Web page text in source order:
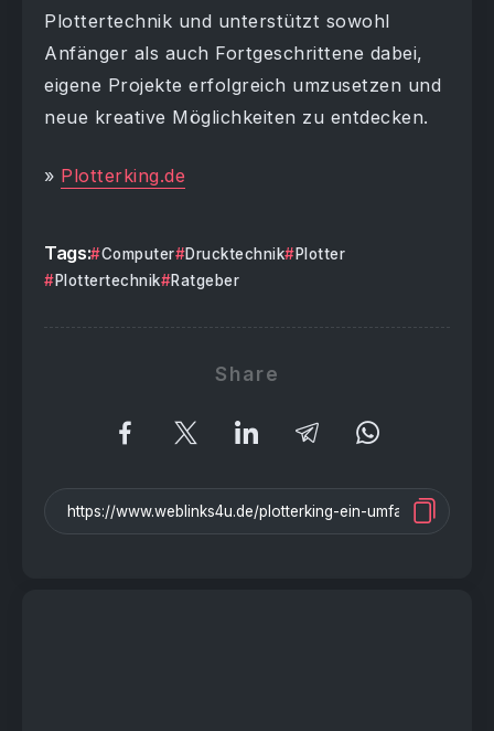
Plottertechnik und unterstützt sowohl
Anfänger als auch Fortgeschrittene dabei,
eigene Projekte erfolgreich umzusetzen und
neue kreative Möglichkeiten zu entdecken.
» Plotterking.de
Tags: Computer Drucktechnik
Plotter
Plottertechnik
Ratgeber
Share